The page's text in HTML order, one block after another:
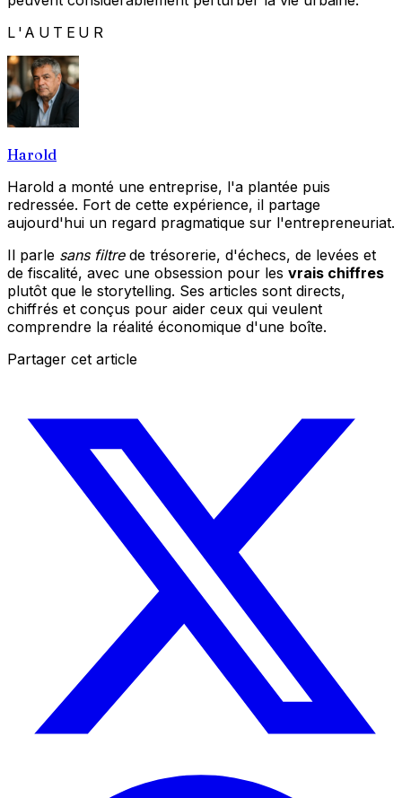
L'AUTEUR
Harold
Harold a monté une entreprise, l'a plantée puis
redressée. Fort de cette expérience, il partage
aujourd'hui un regard pragmatique sur l'entrepreneuriat.
Il parle sans filtrede trésorerie, d'échecs, de levées et
de fiscalité, avec une obsession pour les vrais chiffres
plutôt que le storytelling. Ses articles sont directs,
chiffrés et conçus pour aider ceux qui veulent
comprendre la réalité économique d'une boîte.
Partager cet article